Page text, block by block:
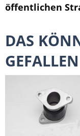
öffentlichen
DAS